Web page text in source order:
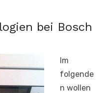
bei Bosch
Im
folgende
n wollen